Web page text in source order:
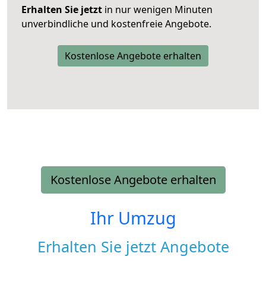
Erhalten Sie jetzt in nur wenigen Minuten
unverbindliche und kostenfreie Angebote.
Kostenlose Angebote erhalten
Kostenlose Angebote erhalten
Ihr Umzug
Erhalten Sie jetzt Angebote